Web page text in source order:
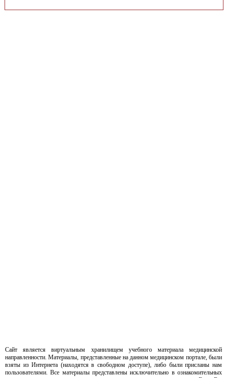
Сайт является виртуальным хранилищем учебного материала медицинской
направленности. Материалы, представленные на данном медицинском портале, были
взяты из Интернета (находятся в свободном доступе), либо были присланы нам
пользователями. Все материалы представлены исключительно в ознакомительных